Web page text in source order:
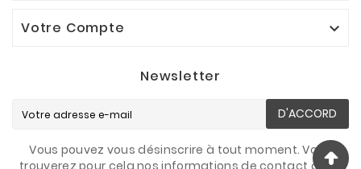
Votre Compte 
Newsletter
D'ACCORD
Vous pouvez vous désinscrire à tout moment. Vous
trouverez pour cela nos informations de contact dans